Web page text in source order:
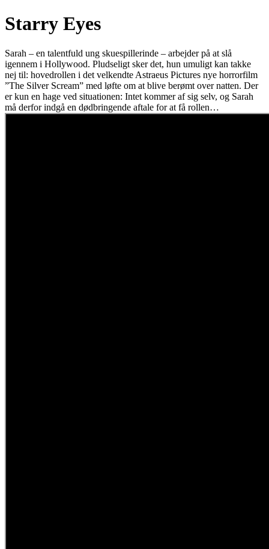
Starry Eyes
Sarah – en talentfuld ung skuespillerinde – arbejder på at slå
igennem i Hollywood. Pludseligt sker det, hun umuligt kan takke
nej til: hovedrollen i det velkendte Astraeus Pictures nye horrorfilm
”The Silver Scream” med løfte om at blive berømt over natten. Der
er kun en hage ved situationen: Intet kommer af sig selv, og Sarah
må derfor indgå en dødbringende aftale for at få rollen…